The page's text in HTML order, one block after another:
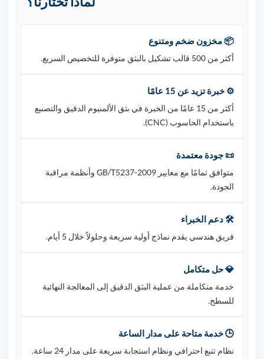
📦 مخزون ضخم ومتنوع
أكثر من 500 قالب تشكيل بالبثق متوفرة للتخصيص السريع.
⚙️ خبرة تزيد عن 15 عامًا
أكثر من 15 عامًا من الخبرة في بثق الألمنيوم الدقيق والتصنيع
باستخدام الحاسوب (CNC).
📜 جودة معتمدة
متوافق تمامًا مع معايير GB/T5237-2009 وأنظمة مراقبة
الجودة.
🛠️ دعم الخبراء
فريق هندسي يقدم نماذج أولية سريعة وحلولاً خلال 5 أيام.
💎 حل متكامل
خدمة متكاملة من عملية البثق الدقيق إلى المعالجة النهائية
للسطح.
🕒 خدمة متاحة على مدار الساعة
نظام تتبع احترافي ونظام استجابة سريعة على مدار 24 ساعة.